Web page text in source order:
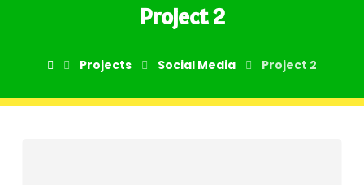
Project 2
Projects Social Media Project 2